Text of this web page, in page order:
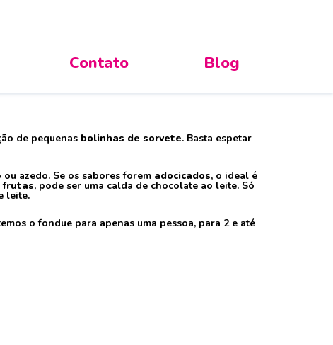
Contato Blog
para o Inverno
de pequenas bolinhas de sorvete. Basta espetar
azedo. Se os sabores forem adocicados, o ideal é
frutas, pode ser uma calda de chocolate ao leite. Só
leite.
o fondue para apenas uma pessoa, para 2 e até